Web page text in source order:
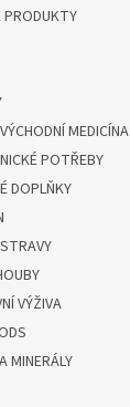
MEDICÍNA
POTŘEBY
DOPLŇKY
VÝŽIVA
MINERÁLY